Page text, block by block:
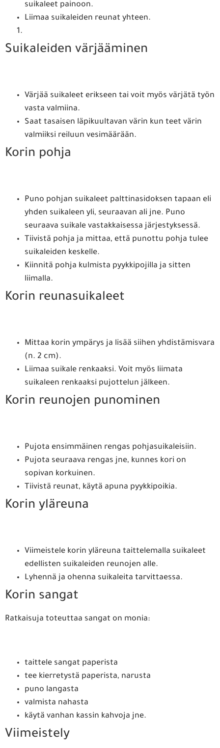
suikaleet painoon.
Liimaa suikaleiden reunat yhteen.
Suikaleiden värjääminen
Värjää suikaleet erikseen tai voit myös värjätä työn
vasta valmiina.
Saat tasaisen läpikuultavan värin kun teet värin
valmiiksi reiluun vesimäärään.
Korin pohja
Puno pohjan suikaleet palttinasidoksen tapaan eli
yhden suikaleen yli, seuraavan ali jne. Puno
seuraava suikale vastakkaisessa järjestyksessä.
Tiivistä pohja ja mittaa, että punottu pohja tulee
suikaleiden keskelle.
Kiinnitä pohja kulmista pyykkipojilla ja sitten
liimalla.
Korin reunasuikaleet
Mittaa korin ympärys ja lisää siihen yhdistämisvara
(n. 2 cm).
Liimaa suikale renkaaksi. Voit myös liimata
suikaleen renkaaksi pujottelun jälkeen.
Korin reunojen punominen
Pujota ensimmäinen rengas pohjasuikaleisiin.
Pujota seuraava rengas jne, kunnes kori on
sopivan korkuinen.
Tiivistä reunat, käytä apuna pyykkipoikia.
Korin yläreuna
Viimeistele korin yläreuna taittelemalla suikaleet
edellisten suikaleiden reunojen alle.
Lyhennä ja ohenna suikaleita tarvittaessa.
Korin sangat
Ratkaisuja toteuttaa sangat on monia:
taittele sangat paperista
tee kierretystä paperista, narusta
puno langasta
valmista nahasta
käytä vanhan kassin kahvoja jne.
Viimeistely